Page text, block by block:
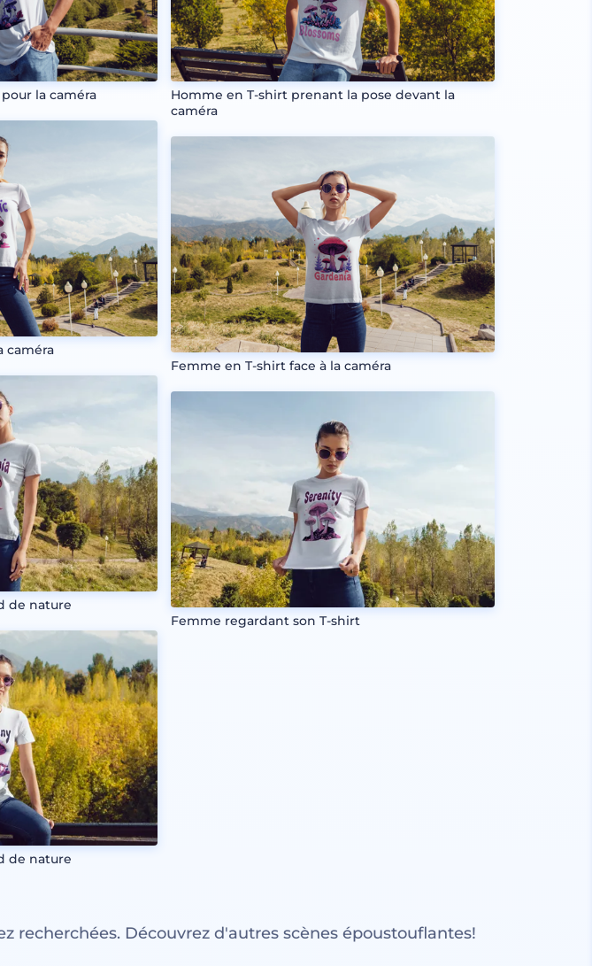
la caméra
caméra
de nature
de nature
Homme en T-shirt prenant la pose devant la
caméra
Femme en T-shirt face à la caméra
Femme regardant son T-shirt
recherchées. Découvrez d'autres scènes époustouflantes!